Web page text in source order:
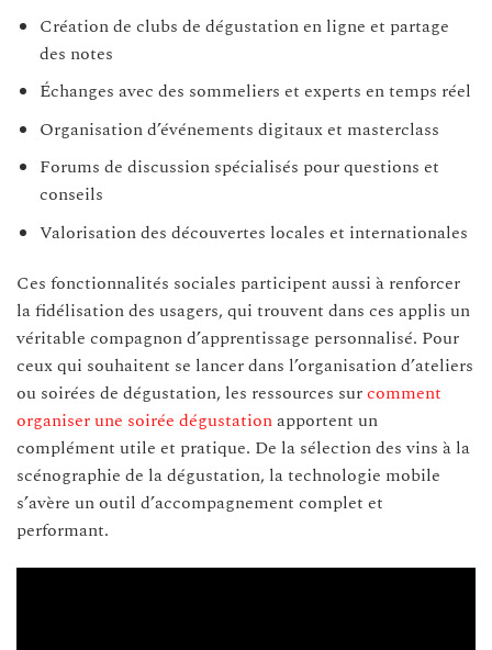
Création de clubs de dégustation en ligne et partage
des notes
Échanges avec des sommeliers et experts en temps réel
Organisation d’événements digitaux et masterclass
Forums de discussion spécialisés pour questions et
conseils
Valorisation des découvertes locales et internationales
Ces fonctionnalités sociales participent aussi à renforcer
la fidélisation des usagers, qui trouvent dans ces applis un
véritable compagnon d’apprentissage personnalisé. Pour
ceux qui souhaitent se lancer dans l’organisation d’ateliers
ou soirées de dégustation, les ressources surcomment
organiser une soirée dégustationapportent un
complément utile et pratique. De la sélection des vins à la
scénographie de la dégustation, la technologie mobile
s’avère un outil d’accompagnement complet et
performant.